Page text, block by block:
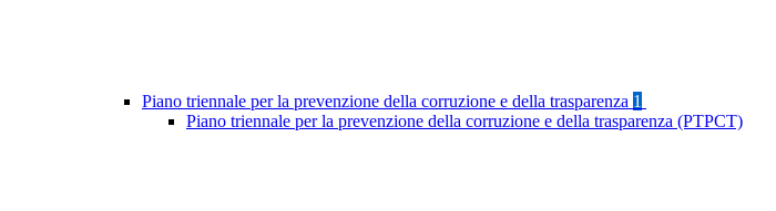
Piano triennale per la prevenzione della corruzione e della trasparenza 1
Piano triennale per la prevenzione della corruzione e della trasparenza (PTPCT)